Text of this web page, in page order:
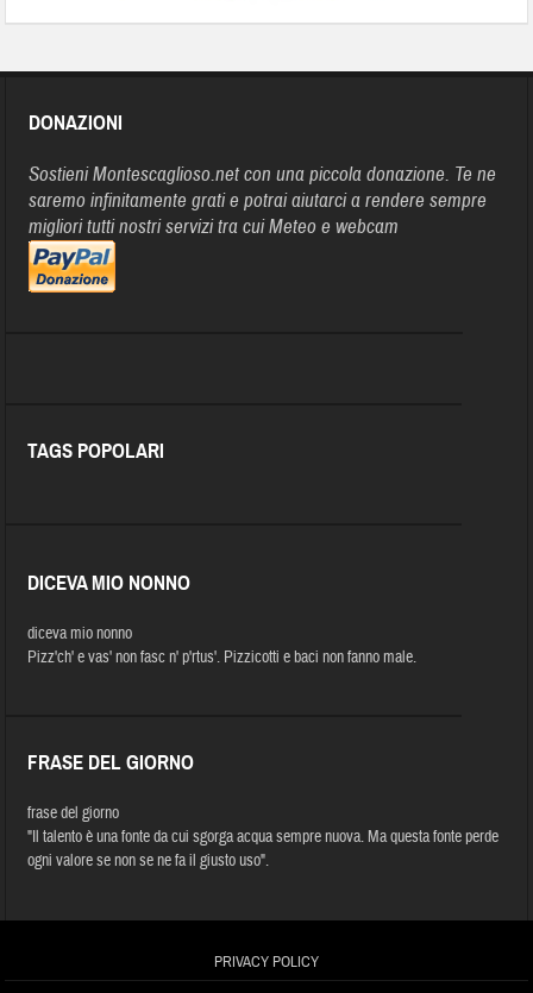
DONAZIONI
Sostieni Montescaglioso.net con una piccola donazione. Te ne
saremo infinitamente grati e potrai aiutarci a rendere sempre
migliori tutti nostri servizi tra cui Meteo e webcam
TAGS POPOLARI
DICEVA MIO NONNO
diceva mio nonno
Pizz'ch' e vas' non fasc n' p'rtus'. Pizzicotti e baci non fanno male.
FRASE DEL GIORNO
frase del giorno
"Il talento è una fonte da cui sgorga acqua sempre nuova. Ma questa fonte perde
ogni valore se non se ne fa il giusto uso".
PRIVACY POLICY